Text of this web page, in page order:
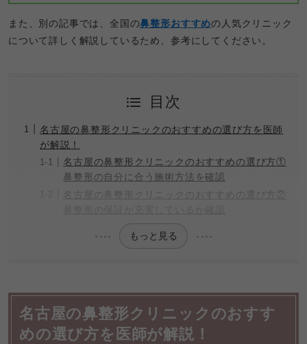
また、別の記事では、全国の鼻整形おすすめの人気クリニック
について詳しく解説しているため、参考にしてください。
目次
名古屋の鼻整形クリニックのおすすめの選び方を医師
が解説！
名古屋の鼻整形クリニックのおすすめの選び方①
鼻整形の自分に合う施術方法を確認
名古屋の鼻整形クリニックのおすすめの選び方②
もっと見る
名古屋の鼻整形クリニックのおすす
めの選び方を医師が解説！